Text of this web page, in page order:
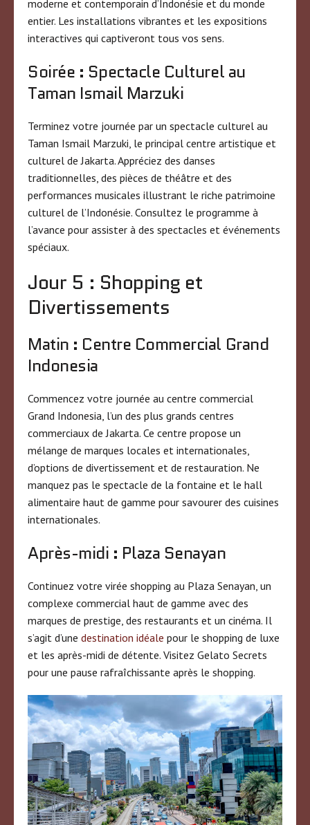
moderne et contemporain d’Indonésie et du monde
entier. Les installations vibrantes et les expositions
interactives qui captiveront tous vos sens.
Soirée : Spectacle Culturel au
Taman Ismail Marzuki
Terminez votre journée par un spectacle culturel au
Taman Ismail Marzuki, le principal centre artistique et
culturel de Jakarta. Appréciez des danses
traditionnelles, des pièces de théâtre et des
performances musicales illustrant le riche patrimoine
culturel de l’Indonésie. Consultez le programme à
l’avance pour assister à des spectacles et événements
spéciaux.
Jour 5 : Shopping et
Divertissements
Matin : Centre Commercial Grand
Indonesia
Commencez votre journée au centre commercial
Grand Indonesia, l’un des plus grands centres
commerciaux de Jakarta. Ce centre propose un
mélange de marques locales et internationales,
d’options de divertissement et de restauration. Ne
manquez pas le spectacle de la fontaine et le hall
alimentaire haut de gamme pour savourer des cuisines
internationales.
Après-midi : Plaza Senayan
Continuez votre virée shopping au Plaza Senayan, un
complexe commercial haut de gamme avec des
marques de prestige, des restaurants et un cinéma. Il
s’agit d’une destination idéale pour le shopping de luxe
et les après-midi de détente. Visitez Gelato Secrets
pour une pause rafraîchissante après le shopping.